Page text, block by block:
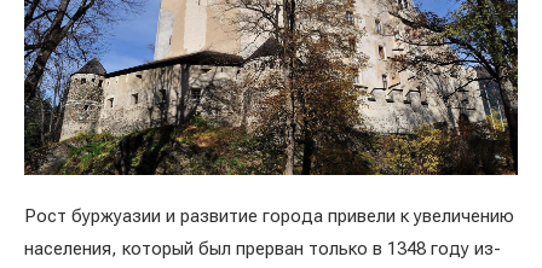
Рост буржуазии и развитие города привели к увеличению
населения, который был прерван только в 1348 году из-